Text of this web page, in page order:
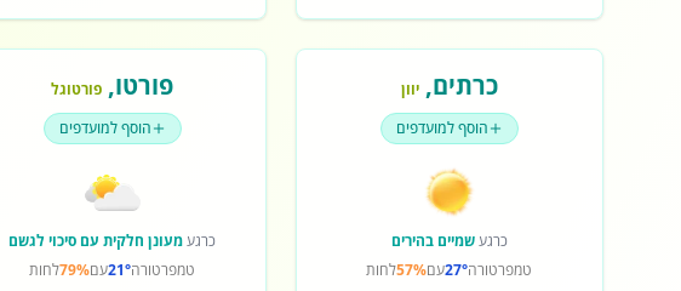
כרתים,יוון
הוסף למועדפים
כרגעשמיים בהירים
טמפרטורה27°עם57%לחות
פורטו, פורטוגל
הוסף למועדפים
כרגעמעונן חלקית עם סיכוי לגשם
טמפרטורה21°עם79%לחות